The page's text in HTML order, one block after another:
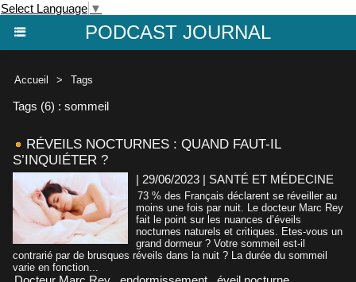
Select Language ▼
PODCAST JOURNAL
Accueil > Tags
Tags (6) : sommeil
RÉVEILS NOCTURNES : QUAND FAUT-IL
S’INQUIÉTER ?
| 29/06/2023 | SANTÉ ET MÉDECINE
73 % des Français déclarent se réveiller au
moins une fois par nuit. Le docteur Marc Rey
fait le point sur les nuances d’éveils
nocturnes naturels et critiques. Etes-vous un
grand dormeur ? Votre sommeil est-il
contrarié par de brusques réveils dans la nuit ? La durée du sommeil
varie en fonction...